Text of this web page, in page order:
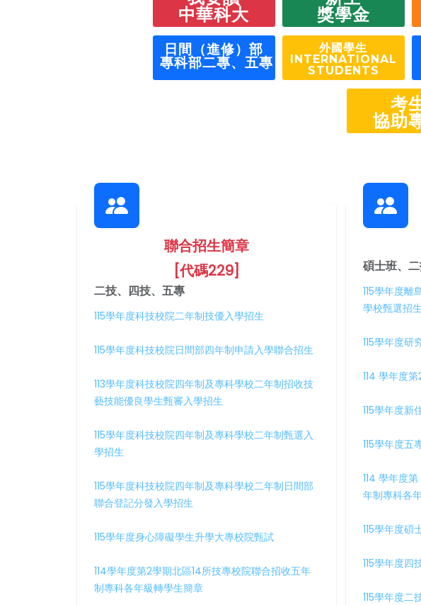
中華科大
獎學金
日間（進修）部
專科部二專、五專
外國學生
INTERNATIONAL
STUDENTS
考
協助
聯合招生簡章
[代碼229]
二技、四技、五專
115學年度科技校院二年制技優入學招生
115學年度科技校院日間部四年制申請入學聯合招生
113學年度科技校院四年制及專科學校二年制招收技
藝技能優良學生甄審入學招生
115學年度科技校院四年制及專科學校二年制甄選入
學招生
115學年度科技校院四年制及專科學校二年制日間部
聯合登記分發入學招生
115學年度身心障礙學生升學大專校院甄試
114學年度第2學期北區14所技專校院聯合招收五年
制專科各年級轉學生簡章
碩士班、
115學年度
學校甄選招
115學年度研
114 學年度
115學年度新
115學年度
114 學年度
年制專科各
115學年度碩
115學年度四
115學年度二